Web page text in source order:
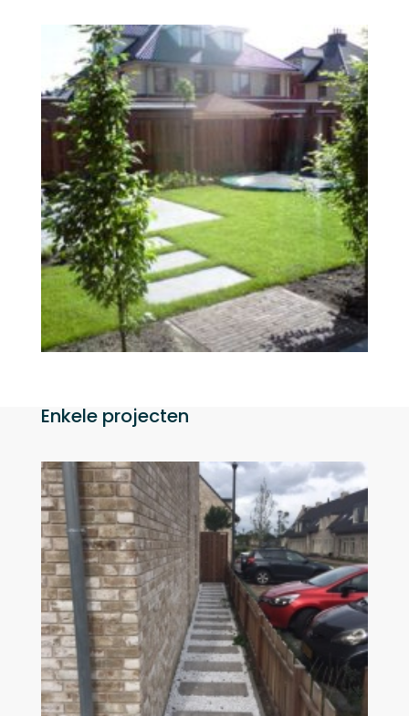
Enkele projecten